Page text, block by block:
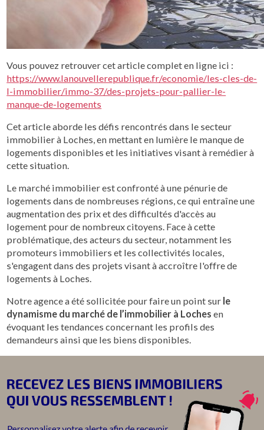
Vous pouvez retrouver cet article complet en ligne ici :
https://www.lanouvellerepublique.fr/economie/les-cles-de-
l-immobilier/immo-37/des-projets-pour-pallier-le-
manque-de-logements
Cet article aborde les défis rencontrés dans le secteur
immobilier à Loches, en mettant en lumière le manque de
logements disponibles et les initiatives visant à remédier à
cette situation.
Le marché immobilier est confronté à une pénurie de
logements dans de nombreuses régions, ce qui entraîne une
augmentation des prix et des difficultés d'accès au
logement pour de nombreux citoyens. Face à cette
problématique, des acteurs du secteur, notamment les
promoteurs immobiliers et les collectivités locales,
s'engagent dans des projets visant à accroître l'offre de
logements à Loches.
Notre agence a été sollicitée pour faire un point sur le
dynamisme du marché de l’immobilier à Loches en
évoquant les tendances concernant les profils des
demandeurs ainsi que les biens disponibles.